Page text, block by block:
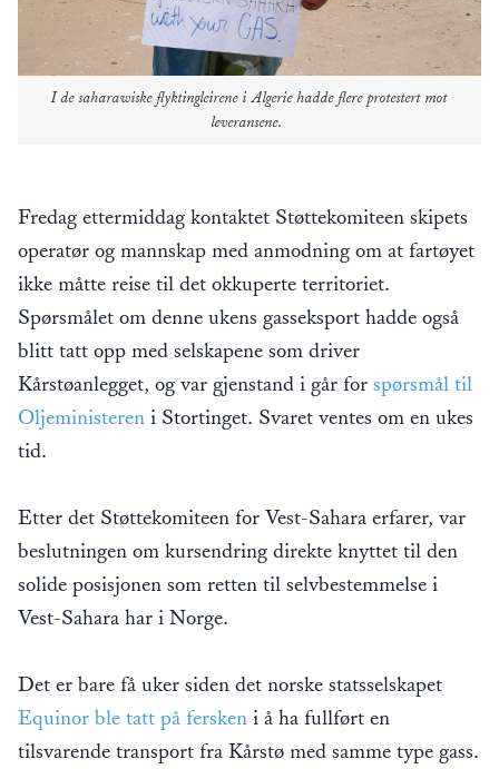
I de saharawiske flyktingleirene i Algerie hadde flere protestert mot
leveransene.
Fredag ettermiddag kontaktet Støttekomiteen skipets
operatør og mannskap med anmodning om at fartøyet
ikke måtte reise til det okkuperte territoriet.
Spørsmålet om denne ukens gasseksport hadde også
blitt tatt opp med selskapene som driver
Kårstøanlegget, og var gjenstand i går for spørsmål til
Oljeministeren i Stortinget. Svaret ventes om en ukes
tid.
Etter det Støttekomiteen for Vest-Sahara erfarer, var
beslutningen om kursendring direkte knyttet til den
solide posisjonen som retten til selvbestemmelse i
Vest-Sahara har i Norge.
Det er bare få uker siden det norske statsselskapet
Equinor ble tatt på fersken i å ha fullført en
tilsvarende transport fra Kårstø med samme type gass.